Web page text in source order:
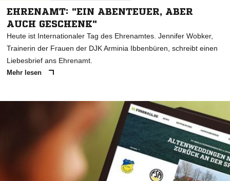
EHRENAMT: "EIN ABENTEUER, ABER
AUCH GESCHENK"
Heute ist Internationaler Tag des Ehrenamtes. Jennifer Wobker,
Trainerin der Frauen der DJK Arminia Ibbenbüren, schreibt einen
Liebesbrief ans Ehrenamt.
Mehr lesen